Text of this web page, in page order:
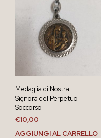
Medaglia di Nostra
Signora del Perpetuo
Soccorso
€10,00
AGGIUNGI AL CARRELLO